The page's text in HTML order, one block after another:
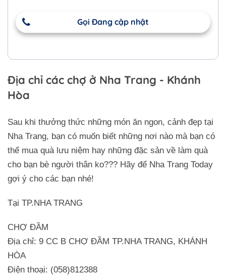
Gọi Đang cập nhật
Địa chỉ các chợ ở Nha Trang - Khánh
Hòa
Sau khi thưởng thức những món ăn ngon, cảnh đẹp tại
Nha Trang, bạn có muốn biết những nơi nào mà bạn có
thể mua quà lưu niệm hay những đặc sản về làm quà
cho bạn bè người thân ko??? Hãy để Nha Trang Today
gợi ý cho các bạn nhé!
Tại TP.NHA TRANG
CHỢ ĐẦM
Địa chỉ: 9 CC B CHỢ ĐẦM TP.NHA TRANG, KHÁNH
HÒA
Điện thoại: (058)812388